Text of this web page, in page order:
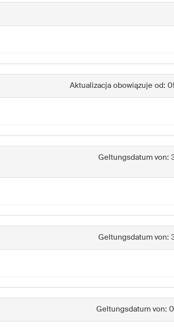
Aktualizacja obowiązuje od:
Geltungsdatum von:
Geltungsdatum von:
Geltungsdatum von: